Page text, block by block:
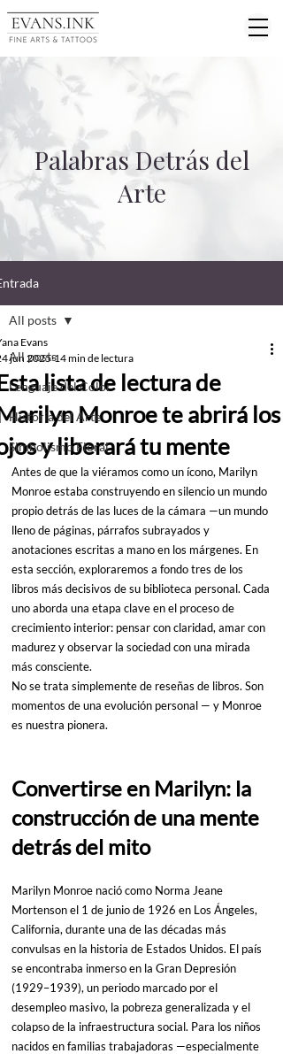
Palabras Detrás del
Arte
All posts
Lenguaje del Color
Historia del Arte
Simbolismo Floral
All posts
lista de lectura de
Monroe te abrirá los
y liberará tu mente
Evans
jun 2025 14 min de lectura
Antes de que la viéramos como un ícono, Marilyn
Monroe estaba construyendo en silencio un mundo
propio detrás de las luces de la cámara —un mundo
lleno de páginas, párrafos subrayados y
anotaciones escritas a mano en los márgenes. En
esta sección, exploraremos a fondo tres de los
libros más decisivos de su biblioteca personal. Cada
uno aborda una etapa clave en el proceso de
crecimiento interior: pensar con claridad, amar con
madurez y observar la sociedad con una mirada
más consciente.
No se trata simplemente de reseñas de libros. Son
momentos de una evolución personal — y Monroe
es nuestra pionera.
Convertirse en Marilyn: la
construcción de una mente
detrás del mito
Marilyn Monroe nació como Norma Jeane
Mortenson el 1 de junio de 1926 en Los Ángeles,
California, durante una de las décadas más
convulsas en la historia de Estados Unidos. El país
se encontraba inmerso en la Gran Depresión
(1929–1939), un periodo marcado por el
desempleo masivo, la pobreza generalizada y el
colapso de la infraestructura social. Para los niños
nacidos en familias trabajadoras —especialmente